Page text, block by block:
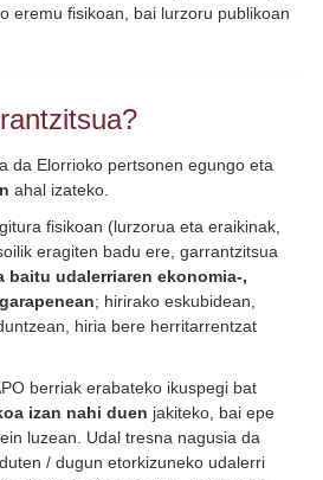
eremu fisikoan, bai lurzoru publikoan
da Elorrioko pertsonen egungo eta
ahal izateko.
fisikoan (lurzorua eta eraikinak,
eragiten badu ere, garrantzitsua
baitu udalerriaren ekonomia-,
; hirirako eskubidean,
hiria bere herritarrentzat
berriak erabateko ikuspegi bat
izan nahi duen jakiteko, bai epe
luzean. Udal tresna nagusia da
/ dugun etorkizuneko udalerri